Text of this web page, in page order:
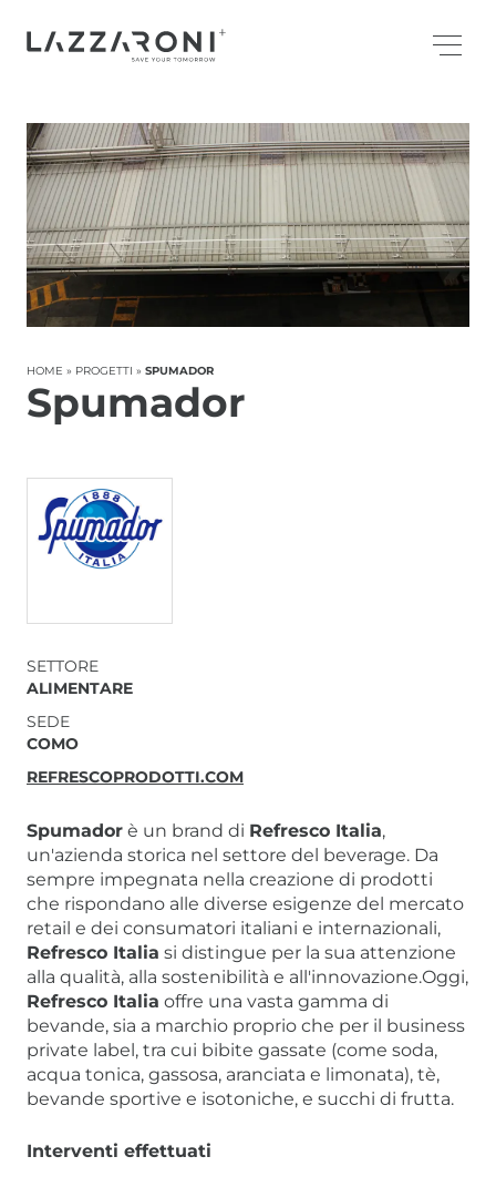
HOME » PROGETTI » SPUMADOR
Spumador
SETTORE
ALIMENTARE
SEDE
COMO
REFRESCOPRODOTTI.COM
Spumador è un brand di Refresco Italia,
un'azienda storica nel settore del beverage. Da
sempre impegnata nella creazione di prodotti
che rispondano alle diverse esigenze del mercato
retail e dei consumatori italiani e internazionali,
Refresco Italia si distingue per la sua attenzione
alla qualità, alla sostenibilità e all'innovazione.Oggi,
Refresco Italia offre una vasta gamma di
bevande, sia a marchio proprio che per il business
private label, tra cui bibite gassate (come soda,
acqua tonica, gassosa, aranciata e limonata), tè,
bevande sportive e isotoniche, e succhi di frutta.
Interventi effettuati